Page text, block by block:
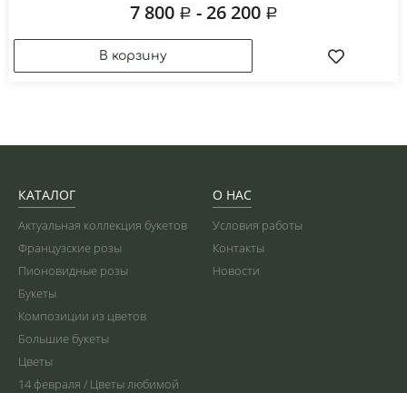
7 800 - 26 200
КАТАЛОГ
Актуальная коллекция букетов
Французские розы
Пионовидные розы
Букеты
Композиции из цветов
Большие букеты
Цветы
14 февраля / Цветы любимой
О НАС
Условия работы
Контакты
Новости